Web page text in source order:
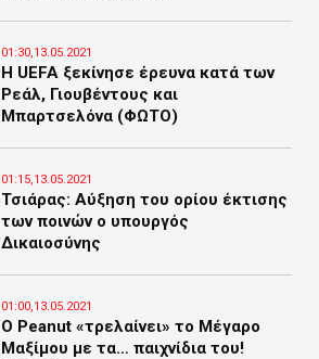
01:30,13.05.2021
Η UEFA ξεκίνησε έρευνα κατά των
Ρεάλ, Γιουβέντους και
Μπαρτσελόνα (ΦΩΤΟ)
01:15,13.05.2021
Τσιάρας: Αύξηση του ορίου έκτισης
των ποινών ο υπουργός
Δικαιοσύνης
01:00,13.05.2021
Ο Peanut «τρελαίνει» το Μέγαρο
Μαξίμου με τα… παιχνίδια του!